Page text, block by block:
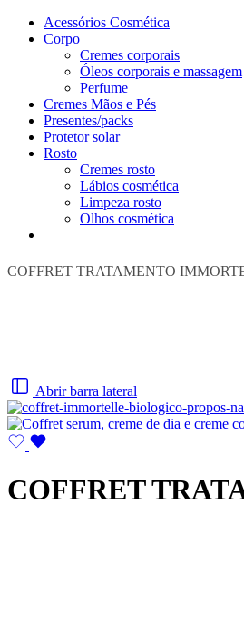
Acessórios Cosmética
Corpo
Cremes corporais
Óleos corporais e massagem
Perfume
Cremes Mãos e Pés
Presentes/packs
Protetor solar
Rosto
Cremes rosto
Lábios cosmética
Limpeza rosto
Olhos cosmética
COFFRET TRATAMENTO
Abrir barra lateral
COFFRET